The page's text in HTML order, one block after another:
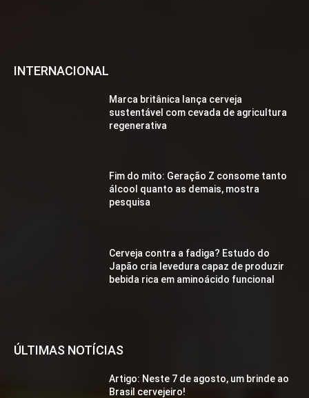
INTERNACIONAL
Marca britânica lança cerveja
sustentável com cevada de agricultura
regenerativa
Fim do mito: Geração Z consome tanto
álcool quanto as demais, mostra
pesquisa
Cerveja contra a fadiga? Estudo do
Japão cria levedura capaz de produzir
bebida rica em aminoácido funcional
ÚLTIMAS NOTÍCIAS
Artigo: Neste 7 de agosto, um brinde ao
Brasil cervejeiro!